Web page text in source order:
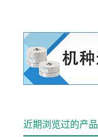
近期浏览过的产品